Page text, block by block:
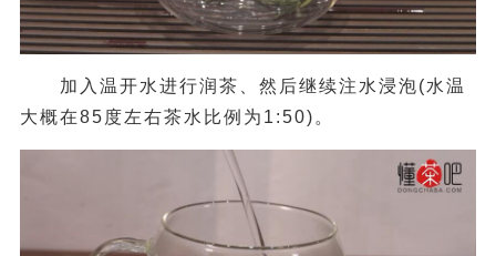
加入温开水进行润茶、然后继续注水浸泡(水温
大概在85度左右茶水比例为1:50)。